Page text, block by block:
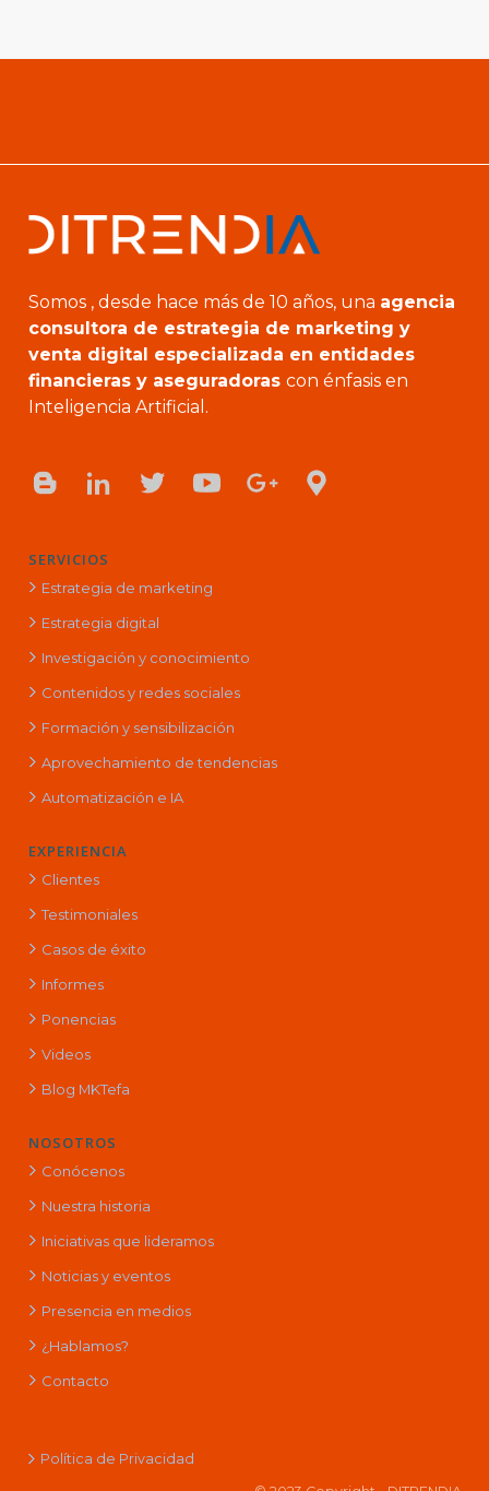
Somos , desde hace más de 10 años, una agencia
consultora de estrategia de marketing y
venta digital especializada en entidades
financieras y aseguradoras con énfasis en
Inteligencia Artificial.
SERVICIOS
Estrategia de marketing
Estrategia digital
Investigación y conocimiento
Contenidos y redes sociales
Formación y sensibilización
Aprovechamiento de tendencias
Automatización e IA
EXPERIENCIA
Clientes
Testimoniales
Casos de éxito
Informes
Ponencias
Videos
Blog MKTefa
NOSOTROS
Conócenos
Nuestra historia
Iniciativas que lideramos
Noticias y eventos
Presencia en medios
¿Hablamos?
Contacto
Política de Privacidad